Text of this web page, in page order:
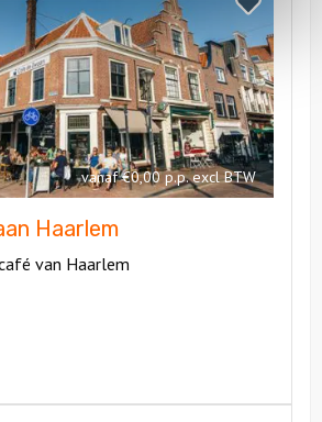
Café
de
Zwaan
Haarlem
vanaf €0,00 p.p. excl BTW
Haarlem
van Haarlem